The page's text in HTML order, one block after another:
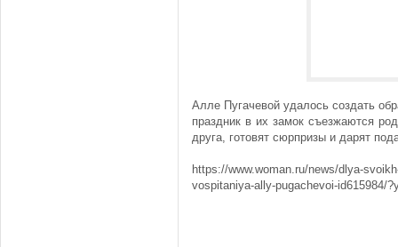
Алле Пугачевой удалось создать
праздник в их замок съезжаются
друга, готовят сюрпризы и дарят
https://www.woman.ru/news/dlya-
vospitaniya-ally-pugachevoi-id615984/